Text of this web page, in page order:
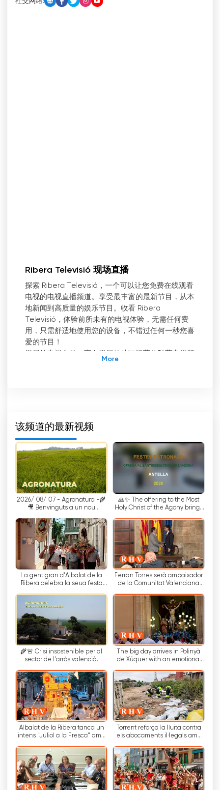
Ribera Televisió 现场直播
探索 Ribera Televisió，一个可以让您免费在线观看
电视的电视直播频道。享受最丰富的最新节目，从本
地新闻到高质量的娱乐节目。收看 Ribera
Televisió，体验前所未有的电视体验，无需任何费
用，只需舒适地使用您的设备，不错过任何一秒您喜
爱的节目！
该频道于 2003 年以 Canal 6 Ribera Televisió 的名
称开始播出，并一直沿用至 2007 年。然而，随着数
字地面电视（DTT）在巴伦西亚大区的普及，里贝拉
电视台决定申请地区频道广播许可证。凭借其发展轨
迹和经验，该电视台成功获得了许可证，并从 2008
年开始以现在的名称进行广播。
Ribera TV 的特点是提供丰富多彩的优质节目，涵盖
不同类型和主题。其内容包括时事、新闻、体育、娱
乐和文化节目。此外，该频道还将其节目的重要部分
用于播放里贝拉大区及周边地区发生的事件和活动。
里贝拉电视台的亮点之一是其对社区的承诺以及在促
进该地区文化和传统方面所做的工作。该频道与不同
的各种活动、流行节日、节庆和其他文化活动。
此外，里贝拉电视台还成为当地艺术家和创作者的广
播平台，提供音乐、戏剧、舞蹈和其他艺术表现形式
的专门空间。通过这种方式，该频道为当地人才的培
养和推广做出了贡献。
简而言之，里贝拉电视台是一家私营电视频道，由于
其对社区的承诺以及传播当地文化和传统的奉献精
神，该频道已成为里贝拉地区和巴伦西亚其他地区的
标杆。通过多样化和高质量的节目，该频道赢得了观
众的赞赏和忠诚，成为该地区和附近地区所有居民获
取信息和娱乐的窗口。
Ribera Televisió 網絡電視直播
该频道的最新视频
2026/ 08/ 07 - Agronatura -🌾
🎥 Benvinguts a un nou
🙏✨ The offering to the Most
Holy Christ of the Agony brings
La gent gran d'Albalat de la
Ribera celebra la seua festa
Ferran Torres serà ambaixador
de la Comunitat Valenciana
🌾🚨 Crisi insostenible per al
sector de l'arròs valencià.
The big day arrives in Polinyà
de Xúquer with an emotional
Christ of ...
Albalat de la Ribera tanca un
intens "Juliol a la Fresca" amb
Torrent reforça la lluita contra
els abocaments il·legals amb